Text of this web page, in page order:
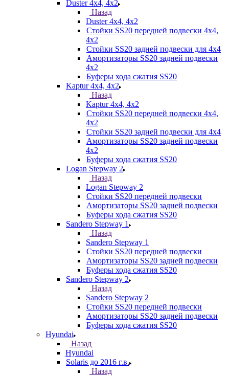
Duster 4х4, 4x2
Назад
Duster 4х4, 4x2
Стойки SS20 передней подвески 4х4,
4x2
Стойки SS20 задней подвески для 4х4
Амортизаторы SS20 задней подвески
4х2
Буферы хода сжатия SS20
Kaptur 4х4, 4х2
Назад
Kaptur 4х4, 4х2
Стойки SS20 передней подвески 4х4,
4x2
Стойки SS20 задней подвески для 4х4
Амортизаторы SS20 задней подвески
4х2
Буферы хода сжатия SS20
Logan Stepway 2
Назад
Logan Stepway 2
Стойки SS20 передней подвески
Амортизаторы SS20 задней подвески
Буферы хода сжатия SS20
Sandero Stepway 1
Назад
Sandero Stepway 1
Стойки SS20 передней подвески
Амортизаторы SS20 задней подвески
Буферы хода сжатия SS20
Sandero Stepway 2
Назад
Sandero Stepway 2
Стойки SS20 передней подвески
Амортизаторы SS20 задней подвески
Буферы хода сжатия SS20
Hyundai
Назад
Hyundai
Solaris до 2016 г.в.
Назад